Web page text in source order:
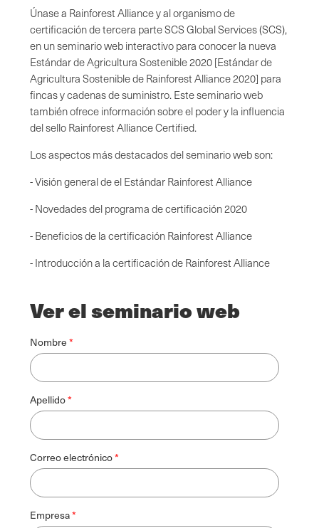
Únase a Rainforest Alliance y al organismo de
certificación de tercera parte SCS Global Services (SCS),
en un seminario web interactivo para conocer la nueva
Estándar de Agricultura Sostenible 2020 [Estándar de
Agricultura Sostenible de Rainforest Alliance 2020] para
fincas y cadenas de suministro. Este seminario web
también ofrece información sobre el poder y la influencia
del sello Rainforest Alliance Certified.
Los aspectos más destacados del seminario web son:
- Visión general de el Estándar Rainforest Alliance
- Novedades del programa de certificación 2020
- Beneficios de la certificación Rainforest Alliance
- Introducción a la certificación de Rainforest Alliance
Ver el seminario web
Nombre
Apellido
Correo electrónico
Empresa